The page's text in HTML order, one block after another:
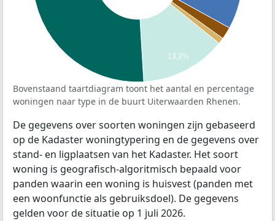
13,2%
Bovenstaand taartdiagram toont het aantal en percentage
woningen naar type in de buurt Uiterwaarden Rhenen.
De gegevens over soorten woningen zijn gebaseerd
op de Kadaster woningtypering en de gegevens over
stand- en ligplaatsen van het Kadaster. Het soort
woning is geografisch-algoritmisch bepaald voor
panden waarin een woning is huisvest (panden met
een woonfunctie als gebruiksdoel). De gegevens
gelden voor de situatie op 1 juli 2026.